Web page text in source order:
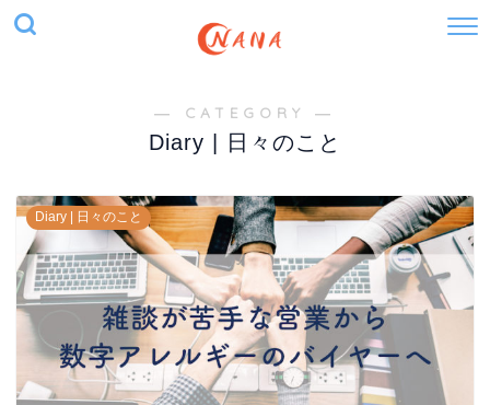
― CATEGORY ―
Diary | 日々のこと
Diary | 日々のこと